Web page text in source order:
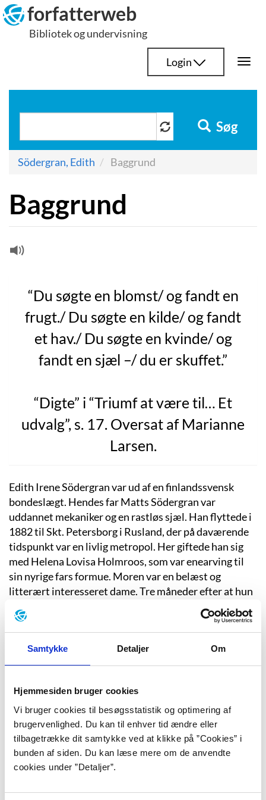
Samtykke Detaljer Om
Hjemmesiden bruger cookies
Vi bruger cookies til besøgsstatistik og optimering af
brugervenlighed. Du kan til enhver tid ændre eller
tilbagetrække dit samtykke ved at klikke på ”Cookies” i
bunden af siden. Du kan læse mere om de anvendte
cookies under ”Detaljer”.
Hop
til
indhold
forfatterweb
Bibliotek og undervisning
Login
Søg
Södergran, Edith Baggrund
Baggrund
“Du søgte en blomst/ og fandt en
frugt./ Du søgte en kilde/ og fandt
et hav./ Du søgte en kvinde/ og
fandt en sjæl –/ du er skuffet.”
“Digte” i “Triumf at være til… Et
udvalg”, s. 17. Oversat af Marianne
Larsen.
Edith Irene Södergran var ud af en finlandssvensk
bondeslægt. Hendes far Matts Södergran var
uddannet mekaniker og en rastløs sjæl. Han flyttede i
1882 til Skt. Petersborg i Rusland, der på daværende
tidspunkt var en livlig metropol. Her giftede han sig
med Helena Lovisa Holmroos, som var enearving til
sin nyrige fars formue. Moren var en belæst og
litterært interesseret dame. Tre måneder efter at hun
fødte Edith i 1892, flyttede familien til Raivola i
Finland pga. et koleraepidemiudbrud i storbyen.
Ediths far fik hurtigt formøblet familiens penge, han
drak for meget og døde af tuberkulose, da Edith var 15
år gammel.
Södergran beskrives som et ensomt barn, der voksede
kristen tysk pigeskole i Skt. Petersborg, hvor hun blev
skolet i at læse litteraturhistoriske klassikere og
moderne russisk litteratur. Inspireret af den tyske
digter Heinrich Heine skrev hun 225 skolepigedigte på
og udkommet posthumt som ”Vaxdukshäftet”. Hendes